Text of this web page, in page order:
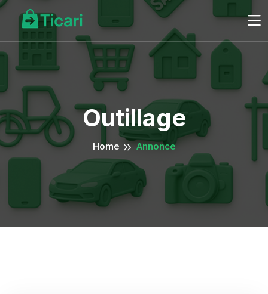
Outillage
Home Annonce